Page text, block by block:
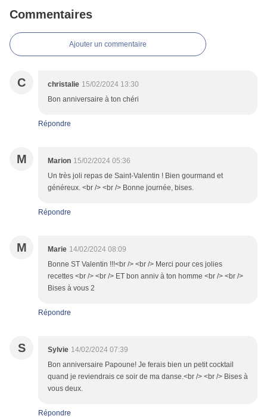
Commentaires
Ajouter un commentaire
C christalie 15/02/2024 13:30
Bon anniversaire à ton chéri
Répondre
M Marion 15/02/2024 05:36
Un très joli repas de Saint-Valentin ! Bien gourmand et
généreux. <br /> <br /> Bonne journée, bises.
Répondre
M Marie 14/02/2024 08:09
Bonne ST Valentin !!!<br /> <br /> Merci pour ces jolies
recettes <br /> <br /> ET bon anniv à ton homme <br /> <br />
Bises à vous 2
Répondre
S Sylvie 14/02/2024 07:39
Bon anniversaire Papoune! Je ferais bien un petit cocktail
quand je reviendrais ce soir de ma danse.<br /> <br /> Bises à
vous deux.
Répondre